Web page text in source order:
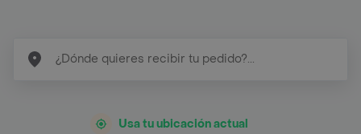
Usa tu ubicación actual